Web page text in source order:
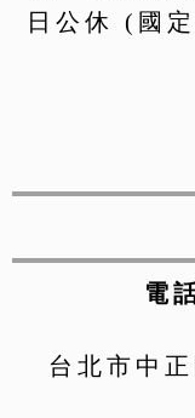
日公休 (國
電
台北市中